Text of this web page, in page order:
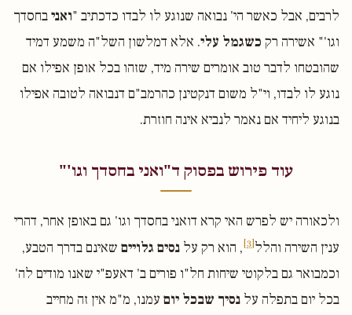
לרבים, אבל כאשר הי' נבואה שנוגע לו לבדו כדכתיב "ואניבחסדך
וגו'" אשירה רק כשגמל עלי. אלא דמלשון השל"ה משמע דמיד
שהובטחו לדבר טוב אומרים שירה מיד, שזהו בכל אופן אפילו אם
נוגע לו לבדו, וי"ל משום דנקטינן כהרמב"ם דנבואה לטובה אפילו
בנוגע ליחיד אם נאמר לנביא אינה חוזרת.
עוד פירוש בפסוק ד"ואני בחסדך וגו'"
ולכאורה יש לפרש האי קרא דואני בחסדך וגו' גם באופן אחר, דהרי
ענין השירה והלל[3] , הוא רק על נסים גלויים שאינם בדרך הטבע,
וכמבואר גם בלקוטי שיחות חל"ו פורים ב' דאעפ"י שאנו מודים לה'
בכל יום בתפלה על נסיך שבכל יום עמנו, מ"מ אין זה מחייב